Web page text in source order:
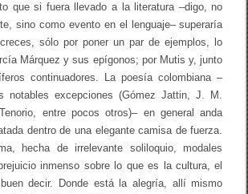
que si fuera llevado a la literatura –digo, no
sino como evento en el lenguaje– superaría
sólo por poner un par de ejemplos, lo
Márquez y sus epígonos; por Mutis y, junto
continuadores. La poesía colombiana –
notables excepciones (Gómez Jattin, J. M.
entre pocos otros)– en general anda
dentro de una elegante camisa de fuerza.
hecha de irrelevante soliloquio, modales
inmenso sobre lo que es la cultura, el
decir. Donde está la alegría, allí mismo